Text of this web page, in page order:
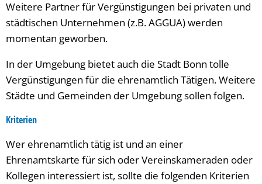
Weitere Partner für Vergünstigungen bei privaten und
städtischen Unternehmen (z.B. AGGUA) werden
momentan geworben.
In der Umgebung bietet auch die Stadt Bonn tolle
Vergünstigungen für die ehrenamtlich Tätigen. Weitere
Städte und Gemeinden der Umgebung sollen folgen.
Kriterien
Wer ehrenamtlich tätig ist und an einer
Ehrenamtskarte für sich oder Vereinskameraden oder
Kollegen interessiert ist, sollte die folgenden Kriterien